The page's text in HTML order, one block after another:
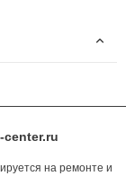
на ремонте и